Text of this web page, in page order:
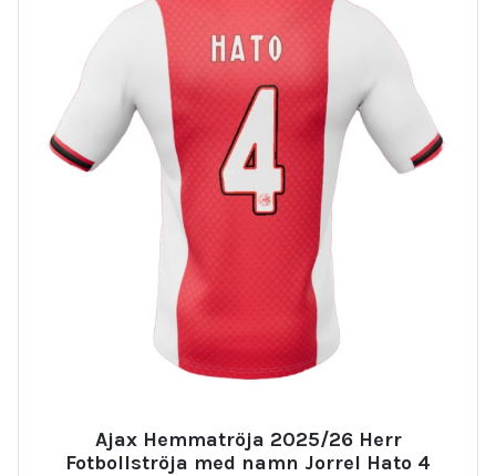
Ajax Hemmatröja 2025/26 Herr
Fotbollströja med namn Jorrel Hato 4